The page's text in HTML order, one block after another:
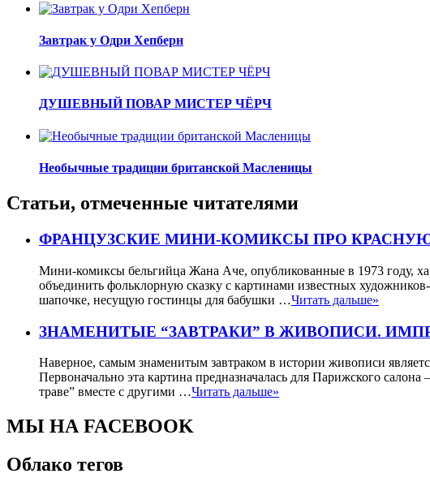
Завтрак у Одри Хепберн
ДУШЕВНЫЙ ПОВАР МИСТЕР ЧЁРЧ
Необычные традиции британской Масленицы
Статьи, отмеченные читателями
ФРАНЦУЗСКИЕ МИНИ-КОМИКСЫ ПРО
Мини-комиксы бельгийца Жана Аче, опубликованные в 1973 году,
объединить фольклорную сказку с картинами известных
шапочке, несущую гостинцы для бабушки …Читать дальше»
ЗНАМЕНИТЫЕ “ЗАВТРАКИ” В ЖИВОПИСИ.
Наверное, самым знаменитым завтраком в истории живописи
Первоначально эта картина предназначалась для Парижского
траве” вместе с другими …Читать дальше»
МЫ НА FACEBOOK
Облако тегов